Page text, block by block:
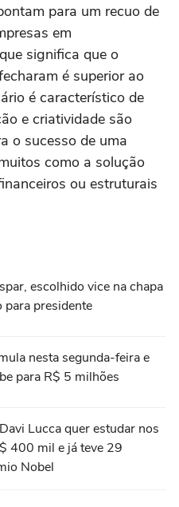
para um recuo de
em
significa que o
é superior ao
é característico de
e criatividade são
o sucesso de uma
como a solução
ou estruturais
escolhido vice na chapa
para presidente
nesta segunda-feira e
para R$ 5 milhões
Lucca quer estudar nos
400 mil e já teve 29
Nobel